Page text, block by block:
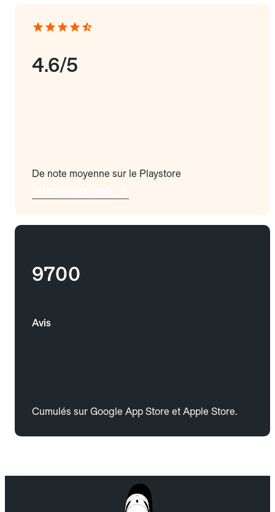
4.6/5
De note moyenne sur le Playstore
9700
Avis
Cumulés sur Google App Store et Apple Store.